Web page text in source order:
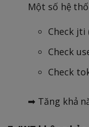
Một số hệ
Check jti
Check
Check
➡ Tăng khả